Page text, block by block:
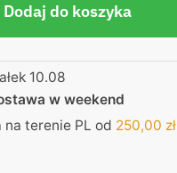
Dodaj do koszyka
10.08
w weekend
terenie PL od 250,00 zł